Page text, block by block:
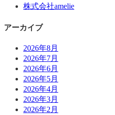
株式会社amelie
アーカイブ
2026年8月
2026年7月
2026年6月
2026年5月
2026年4月
2026年3月
2026年2月